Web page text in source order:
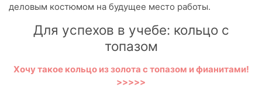
деловым костюмом на будущее место работы.
Для успехов в учебе: кольцо с
топазом
Хочу такое кольцо из золота с топазом и фианитами!
>>>>>